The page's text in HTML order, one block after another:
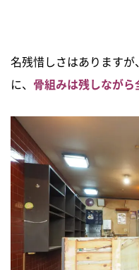
名残惜しさはあります
に、 骨組みは残しながら